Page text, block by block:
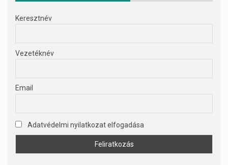
Keresztnév
Vezetéknév
Email
Adatvédelmi nyilatkozat elfogadása